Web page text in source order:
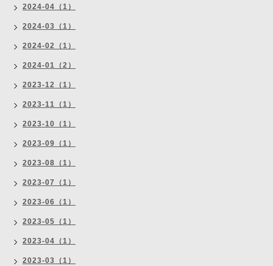
2024-04（1）
2024-03（1）
2024-02（1）
2024-01（2）
2023-12（1）
2023-11（1）
2023-10（1）
2023-09（1）
2023-08（1）
2023-07（1）
2023-06（1）
2023-05（1）
2023-04（1）
2023-03（1）